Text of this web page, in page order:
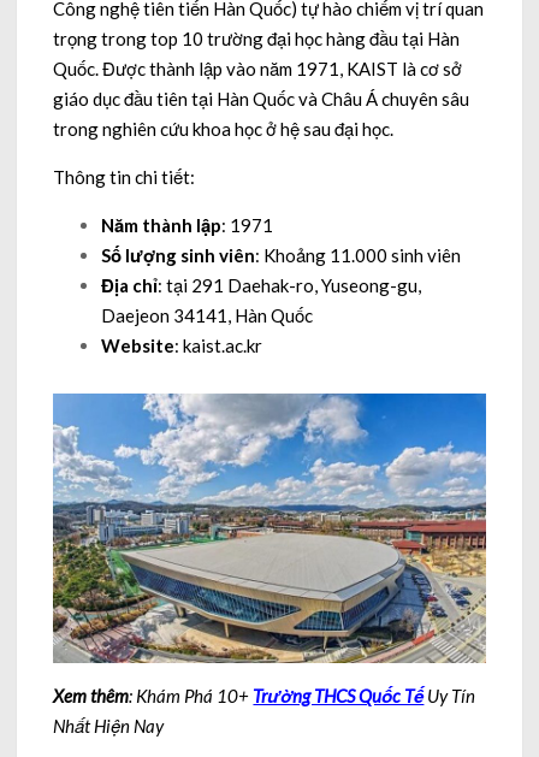
Công nghệ tiên tiến Hàn Quốc) tự hào chiếm vị trí quan
trọng trong top 10 trường đại học hàng đầu tại Hàn
Quốc. Được thành lập vào năm 1971, KAIST là cơ sở
giáo dục đầu tiên tại Hàn Quốc và Châu Á chuyên sâu
trong nghiên cứu khoa học ở hệ sau đại học.
Thông tin chi tiết:
Năm thành lập: 1971
Số lượng sinh viên: Khoảng 11.000 sinh viên
Địa chỉ: tại 291 Daehak-ro, Yuseong-gu,
Daejeon 34141, Hàn Quốc
Website: kaist.ac.kr
Xem thêm: Khám Phá 10+ Trường THCS Quốc TếUy Tín
Nhất Hiện Nay